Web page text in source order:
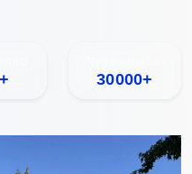
30000+